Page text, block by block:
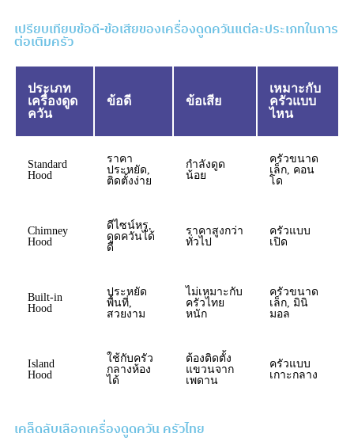
เปรียบเทียบข้อดี-ข้อเสียของเครื่องดูดควันแต่ละประเภทในการ
ต่อเติมครัว
ประเภท
เครื่องดูด
ควัน
ข้อดี ข้อเสีย
เหมาะกับ
ครัวแบบ
ไหน
Standard
Hood
ราคา
ประหยัด,
ติดตั้งง่าย
กำลังดูด
น้อย
ครัวขนาด
เล็ก, คอน
โด
Chimney
Hood
ดีไซน์หรู,
ดูดควันได้
ดี
ราคาสูงกว่า
ทั่วไป
ครัวแบบ
เปิด
Built-in
Hood
ประหยัด
พื้นที่,
สวยงาม
ไม่เหมาะกับ
ครัวไทย
หนัก
ครัวขนาด
เล็ก, มินิ
มอล
Island
Hood
ใช้กับครัว
กลางห้อง
ได้
ต้องติดตั้ง
แขวนจาก
เพดาน
ครัวแบบ
เกาะกลาง
เคล็ดลับเลือกเครื่องดูดควัน ครัวไทย